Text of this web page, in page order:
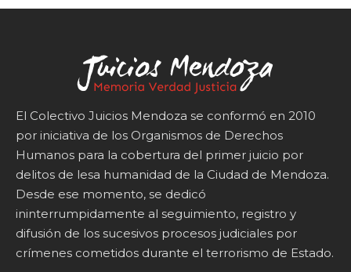
El Colectivo Juicios Mendoza se conformó en 2010
por iniciativa de los Organismos de Derechos
Humanos para la cobertura del primer juicio por
delitos de lesa humanidad de la Ciudad de Mendoza.
Desde ese momento, se dedicó
ininterrumpidamente al seguimiento, registro y
difusión de los sucesivos procesos judiciales por
crímenes cometidos durante el terrorismo de Estado.